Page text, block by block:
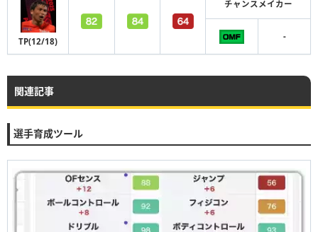
TP(12/18)
チャンスメイカー
-
関連記事
選手育成ツール